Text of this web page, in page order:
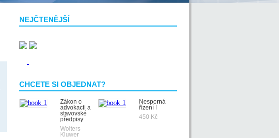
NEJČTENĚJŠÍ
CHCETE SI OBJEDNAT?
Zákon o
advokacii a
stavovské
předpisy
Wolters
Kluwer
Nesporná
řízení I
450 Kč